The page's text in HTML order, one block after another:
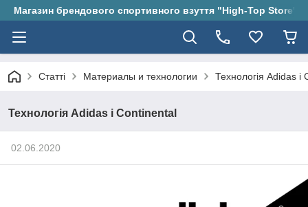
Магазин брендового спортивного взуття "High-Top Store"
Статті Материалы и технологии Технологія Adidas і
Технологія Adidas і Continental
02.06.2020